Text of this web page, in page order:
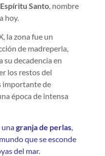
Santo, nombre
hoy.
la zona fue un
de madreperla,
decadencia en
los restos del
importante de
época de intensa
granja de perlas
que se esconde
del mar.